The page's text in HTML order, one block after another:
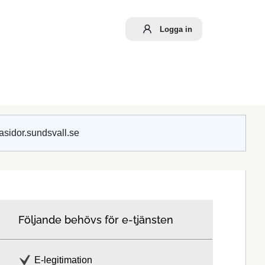
Logga in
Följande behövs för e-tjänsten
E-legitimation